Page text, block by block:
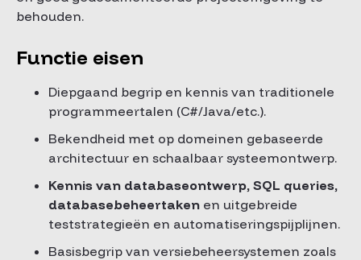
behouden.
Functie eisen
Diepgaand begrip en kennis van traditionele
programmeertalen (C#/Java/etc.).
Bekendheid met op domeinen gebaseerde
architectuur en schaalbaar systeemontwerp.
Kennis van databaseontwerp, SQL queries,
databasebeheertaken en uitgebreide
teststrategieën en automatiseringspijplijnen.
Basisbegrip van versiebeheersystemen zoals